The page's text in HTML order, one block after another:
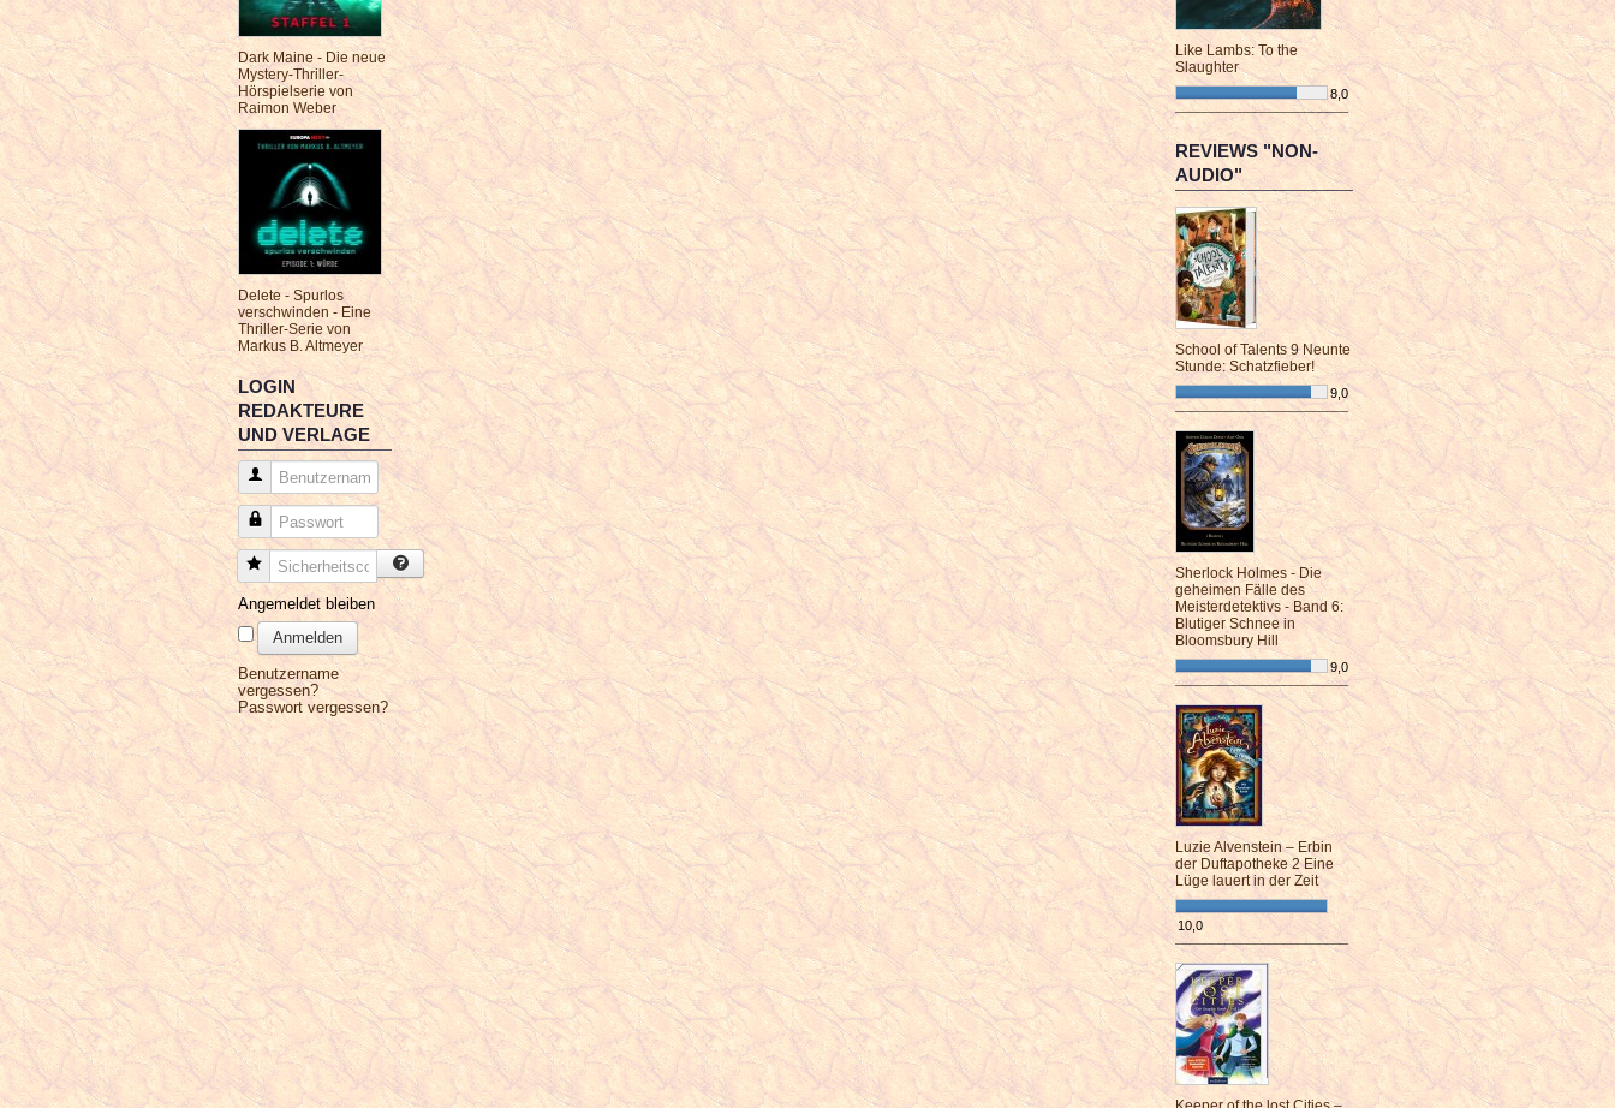
Dark Maine - Die neue
Mystery-Thriller-
Hörspielserie von
Raimon Weber
Delete - Spurlos
verschwinden - Eine
Thriller-Serie von
Markus B. Altmeyer
LOGIN
REDAKTEURE
UND VERLAGE
Benutzername
Passwort
Sicherheitscode
Angemeldet bleiben
Anmelden
Benutzername
vergessen?
Passwort vergessen?
Like Lambs: To the
Slaughter
8,0
¯¯¯¯¯¯¯¯¯¯¯¯¯¯¯¯¯¯¯¯¯¯¯¯
REVIEWS "NON-
AUDIO"
School of Talents 9 Neunte
Stunde: Schatzfieber!
9,0
¯¯¯¯¯¯¯¯¯¯¯¯¯¯¯¯¯¯¯¯¯¯¯¯
Sherlock Holmes - Die
geheimen Fälle des
Meisterdetektivs - Band 6:
Blutiger Schnee in
Bloomsbury Hill
9,0
¯¯¯¯¯¯¯¯¯¯¯¯¯¯¯¯¯¯¯¯¯¯¯¯
Luzie Alvenstein – Erbin
der Duftapotheke 2 Eine
Lüge lauert in der Zeit
10,0
¯¯¯¯¯¯¯¯¯¯¯¯¯¯¯¯¯¯¯¯¯¯¯¯